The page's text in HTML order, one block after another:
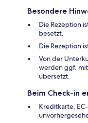
Besondere
Die Rezeption
besetzt.
Die Rezeption
Von der
werden ggf.
übersetzt.
Beim Check-in
Kreditkarte,